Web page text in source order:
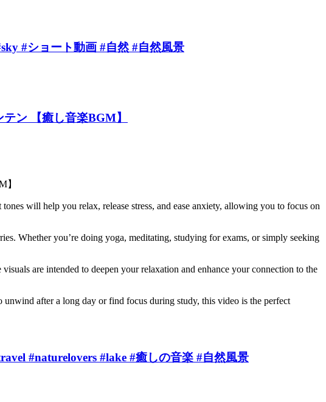
#ショート動画 #自然 #自然風景
ン 【癒し音楽BGM】
】
will help you relax, release stress, and ease anxiety, allowing you to focus on
Whether you’re doing yoga, meditating, studying for exams, or simply seeking
are intended to deepen your relaxation and enhance your connection to the
after a long day or find focus during study, this video is the perfect
#naturelovers #lake #癒しの音楽 #自然風景